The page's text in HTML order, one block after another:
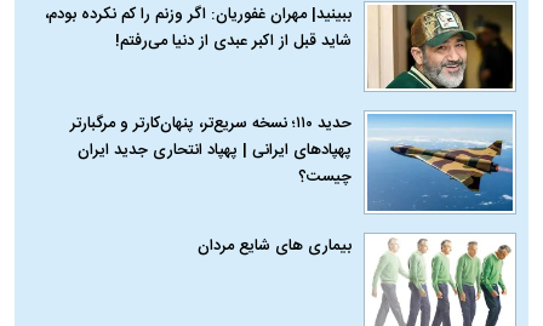
ببینید| مهران غفوریان: اگر وزنم را کم نکرده بودم،
شاید قبل از اکبر عبدی از دنیا می‌رفتم!
حدید ۱۱۰؛ نسخه سریع‌تر، پنهان‌کارتر و مرگبارتر
پهپادهای ایرانی | پهپاد انتحاری جدید ایران
چیست؟
بیماری‌ های شایع مردان